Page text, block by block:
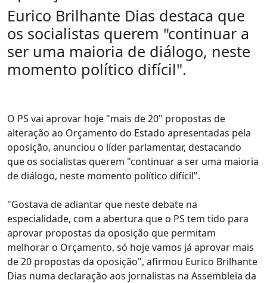
Eurico Brilhante Dias destaca que
os socialistas querem "continuar a
ser uma maioria de diálogo, neste
momento político difícil".
O PS vai aprovar hoje "mais de 20" propostas de
alteração ao Orçamento do Estado apresentadas pela
oposição, anunciou o líder parlamentar, destacando
que os socialistas querem "continuar a ser uma maioria
de diálogo, neste momento político difícil".
"Gostava de adiantar que neste debate na
especialidade, com a abertura que o PS tem tido para
aprovar propostas da oposição que permitam
melhorar o Orçamento, só hoje vamos já aprovar mais
de 20 propostas da oposição", afirmou Eurico Brilhante
Dias numa declaração aos jornalistas na Assembleia da